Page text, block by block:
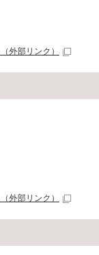
（外部リンク）
（外部リンク）